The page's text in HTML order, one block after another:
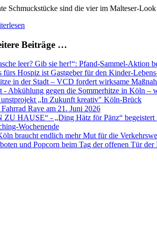
Schmuckstücke sind die vier im Malteser-
Beiträge …
leer? Gib sie her!“: Pfand-Sammel-
fürs Hospiz ist Gastgeber für den Kinder-
in der Stadt – VCD fordert wirksame
- Abkühlung gegen die Sommerhitze in Köln –
„In Zukunft kreativ" Köln-Brück
Rave am 21. Juni 2026
ZU HAUSE“ - „Ding Hätz för Pänz“
Wochenende
braucht endlich mehr Mut für die
und Popcorn beim Tag der offenen Tür